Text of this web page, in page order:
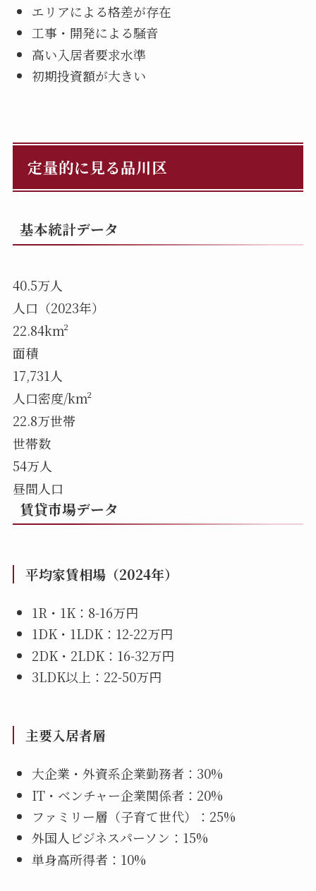
エリアによる格差が存在
工事・開発による騒音
高い入居者要求水準
初期投資額が大きい
定量的に見る品川区
基本統計データ
40.5万人
人口（2023年）
22.84km²
面積
17,731人
人口密度/km²
22.8万世帯
世帯数
54万人
昼間人口
賃貸市場データ
平均家賃相場（2024年）
1R・1K：8-16万円
1DK・1LDK：12-22万円
2DK・2LDK：16-32万円
3LDK以上：22-50万円
主要入居者層
大企業・外資系企業勤務者：30%
IT・ベンチャー企業関係者：20%
ファミリー層（子育て世代）：25%
外国人ビジネスパーソン：15%
単身高所得者：10%